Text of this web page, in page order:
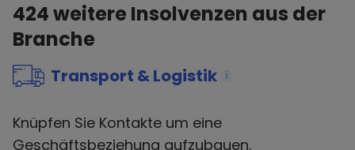
424weitere Insolvenzen aus der
Branche
Transport & Logistik i
Knüpfen Sie Kontakte um eine
Geschäftsbeziehung aufzubauen.